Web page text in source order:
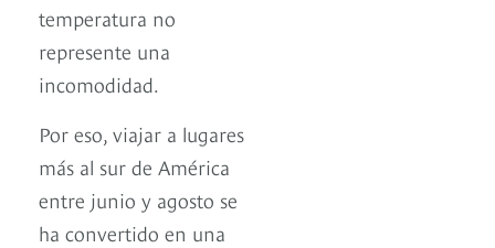
temperatura no
represente una
incomodidad.
Por eso, viajar a lugares
más al sur de América
entre junio y agosto se
ha convertido en una